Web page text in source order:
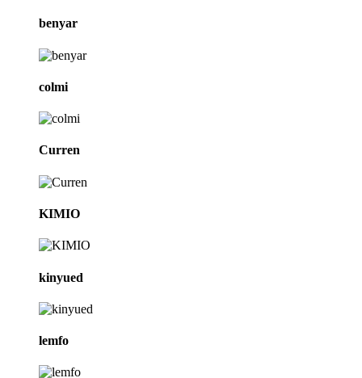
Brands
Carousel
benyar
colmi
Curren
KIMIO
kinyued
lemfo